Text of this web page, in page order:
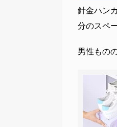
針金ハン
分のスペ
男性もの